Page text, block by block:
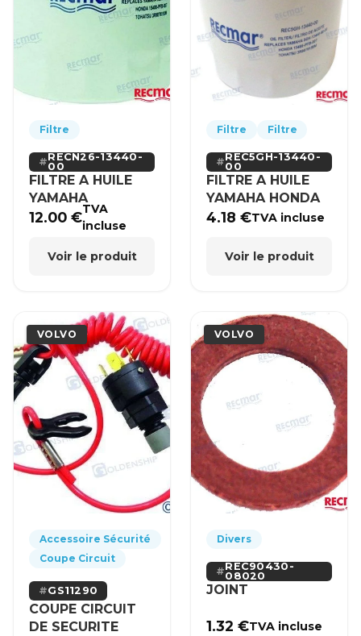
Filtre
RECN26-13440-
00
FILTRE A HUILE
YAMAHA
12.00€TVA
incluse
Voir le produit
Filtre Filtre
REC5GH-13440-
00
FILTRE A HUILE
YAMAHA HONDA
4.18€TVA incluse
Voir le produit
VOLVO
Accessoire Sécurité
Coupe Circuit
GS11290
COUPE CIRCUIT
DE SECURITE
VOLVO
Divers
REC90430-
08020
JOINT
1.32€TVA incluse